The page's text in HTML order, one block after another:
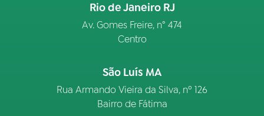
Rio de Janeiro RJ
Av. Gomes Freire, n° 474
Centro
São Luís MA
Rua Armando Vieira da Silva, nº 126
Bairro de Fátima